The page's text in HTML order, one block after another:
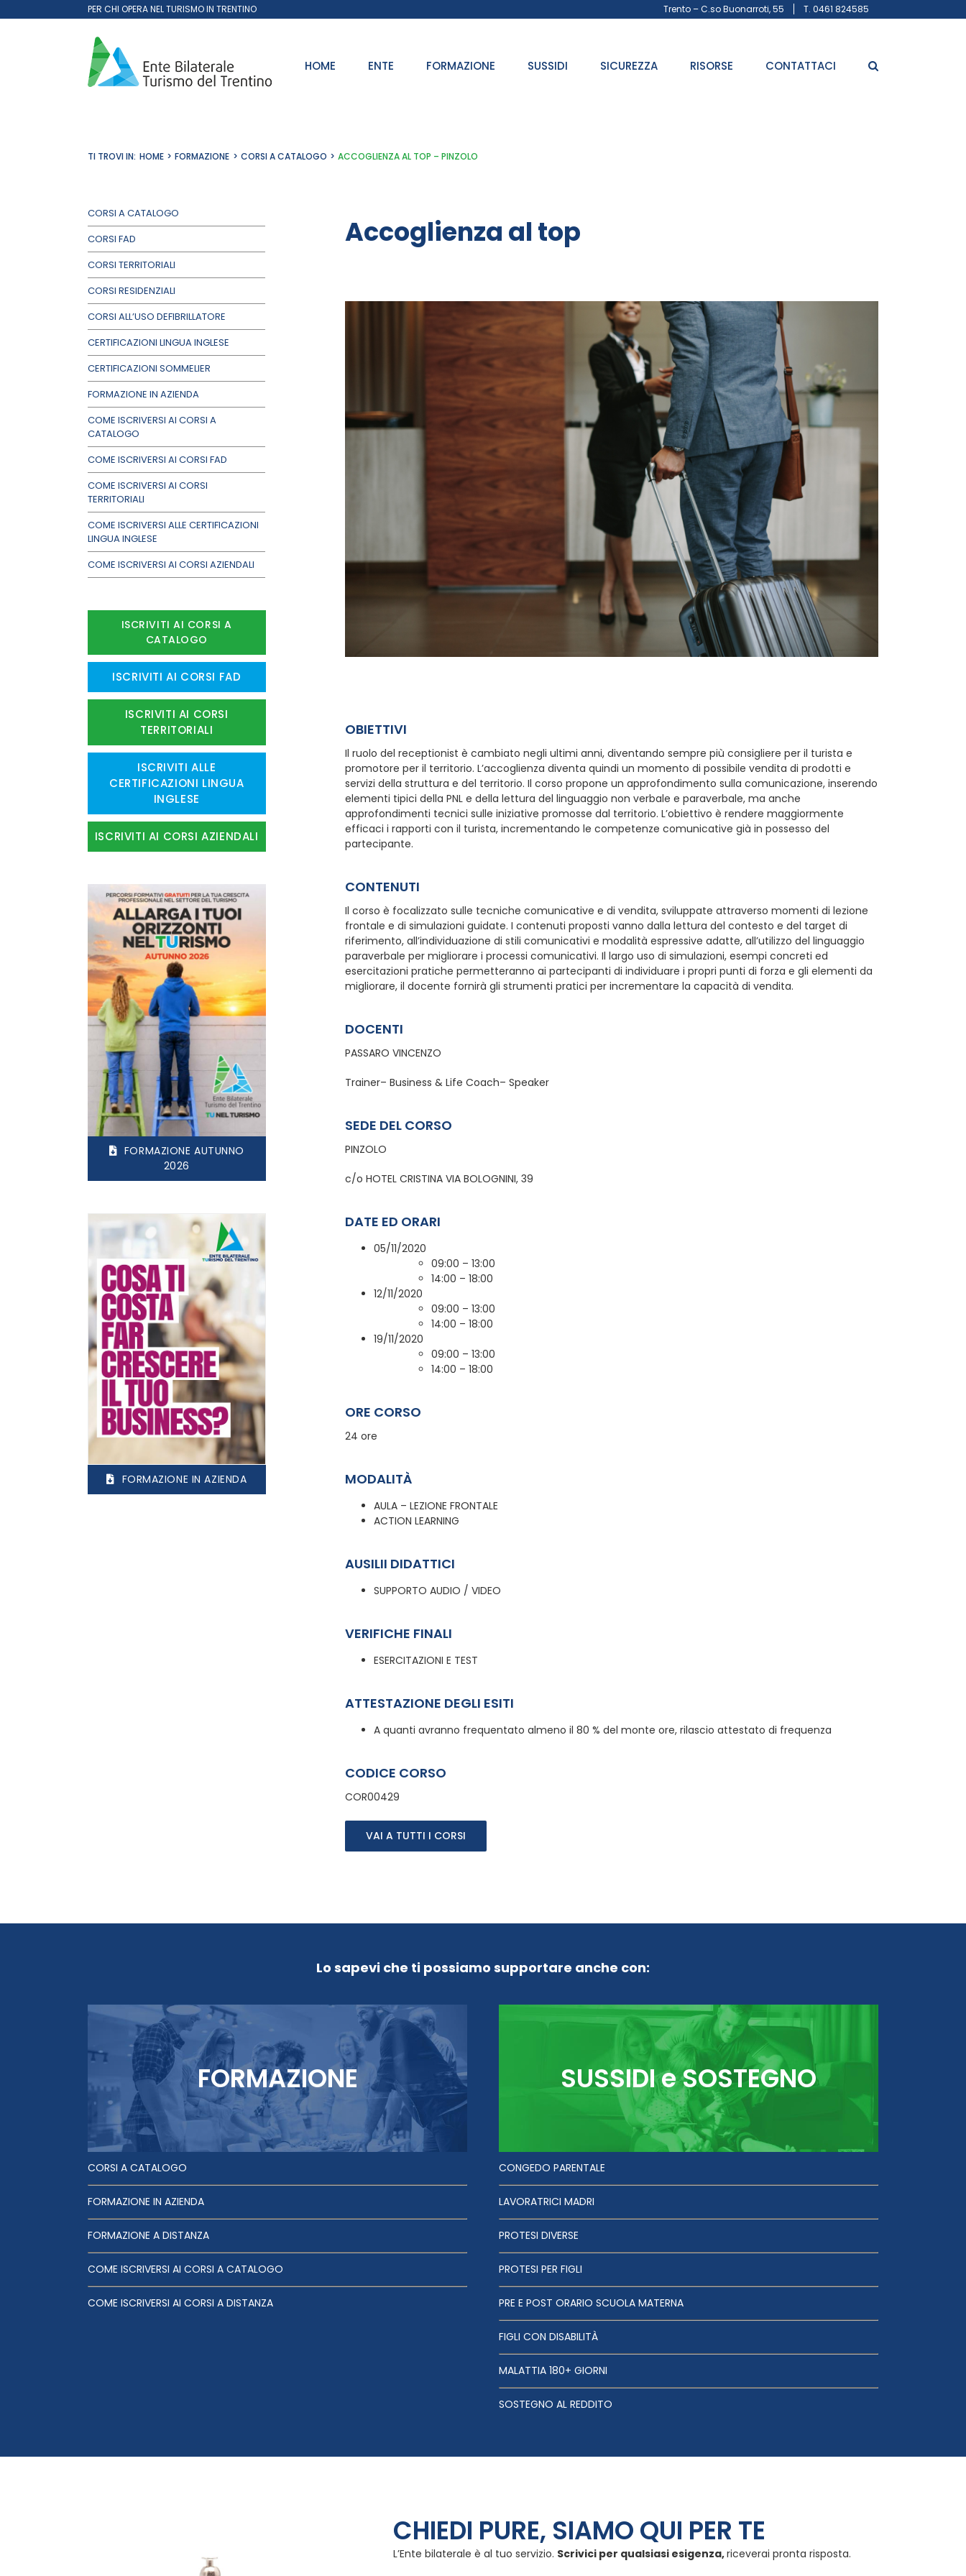
al
PER CHI OPERA NEL TURISMO IN TRENTINO Trento – C.so Buonarroti, 55 T. 0461 824585
HOME ENTE FORMAZIONE SUSSIDI SICUREZZA RISORSE CONTATTACI
TI TROVI IN: HOME FORMAZIONE CORSI A CATALOGO ACCOGLIENZA AL TOP – PINZOLO
CORSI A CATALOGO
CORSI FAD
CORSI TERRITORIALI
CORSI RESIDENZIALI
CORSI ALL’USO DEFIBRILLATORE
CERTIFICAZIONI LINGUA INGLESE
CERTIFICAZIONI SOMMELIER
FORMAZIONE IN AZIENDA
COME ISCRIVERSI AI CORSI A
CATALOGO
COME ISCRIVERSI AI CORSI FAD
COME ISCRIVERSI AI CORSI
TERRITORIALI
COME ISCRIVERSI ALLE CERTIFICAZIONI
LINGUA INGLESE
COME ISCRIVERSI AI CORSI AZIENDALI
ISCRIVITI AI CORSI A
CATALOGO
ISCRIVITI AI CORSI FAD
ISCRIVITI AI CORSI
TERRITORIALI
ISCRIVITI ALLE
CERTIFICAZIONI LINGUA
INGLESE
ISCRIVITI AI CORSI AZIENDALI
FORMAZIONE AUTUNNO
2026
FORMAZIONE IN AZIENDA
Accoglienza al top
OBIETTIVI
Il ruolo del receptionist è cambiato negli ultimi anni, diventando sempre più consigliere per il turista e
promotore per il territorio. L’accoglienza diventa quindi un momento di possibile vendita di prodotti e
servizi della struttura e del territorio. Il corso propone un approfondimento sulla comunicazione, inserendo
elementi tipici della PNL e della lettura del linguaggio non verbale e paraverbale, ma anche
approfondimenti tecnici sulle iniziative promosse dal territorio. L’obiettivo è rendere maggiormente
efficaci i rapporti con il turista, incrementando le competenze comunicative già in possesso del
partecipante.
CONTENUTI
Il corso è focalizzato sulle tecniche comunicative e di vendita, sviluppate attraverso momenti di lezione
frontale e di simulazioni guidate. I contenuti proposti vanno dalla lettura del contesto e del target di
riferimento, all’individuazione di stili comunicativi e modalità espressive adatte, all’utilizzo del linguaggio
paraverbale per migliorare i processi comunicativi. Il largo uso di simulazioni, esempi concreti ed
esercitazioni pratiche permetteranno ai partecipanti di individuare i propri punti di forza e gli elementi da
migliorare, il docente fornirà gli strumenti pratici per incrementare la capacità di vendita.
DOCENTI
PASSARO VINCENZO
Trainer– Business & Life Coach– Speaker
SEDE DEL CORSO
PINZOLO
c/o HOTEL CRISTINA VIA BOLOGNINI, 39
DATE ED ORARI
05/11/2020
09:00 – 13:00
14:00 – 18:00
12/11/2020
09:00 – 13:00
14:00 – 18:00
19/11/2020
09:00 – 13:00
14:00 – 18:00
ORE CORSO
24 ore
MODALITÀ
AULA – LEZIONE FRONTALE
ACTION LEARNING
AUSILII DIDATTICI
SUPPORTO AUDIO / VIDEO
VERIFICHE FINALI
ESERCITAZIONI E TEST
ATTESTAZIONE DEGLI ESITI
A quanti avranno frequentato almeno il 80 % del monte ore, rilascio attestato di frequenza
CODICE CORSO
COR00429
VAI A TUTTI I CORSI
Lo sapevi che ti possiamo supportare anche con:
FORMAZIONE
CORSI A CATALOGO
FORMAZIONE IN AZIENDA
FORMAZIONE A DISTANZA
COME ISCRIVERSI AI CORSI A CATALOGO
COME ISCRIVERSI AI CORSI A DISTANZA
SUSSIDI e SOSTEGNO
CONGEDO PARENTALE
LAVORATRICI MADRI
PROTESI DIVERSE
PROTESI PER FIGLI
PRE E POST ORARIO SCUOLA MATERNA
FIGLI CON DISABILITÀ
MALATTIA 180+ GIORNI
SOSTEGNO AL REDDITO
CHIEDI PURE, SIAMO QUI PER TE
L’Ente bilaterale è al tuo servizio. Scrivici per qualsiasi esigenza,riceverai pronta risposta.